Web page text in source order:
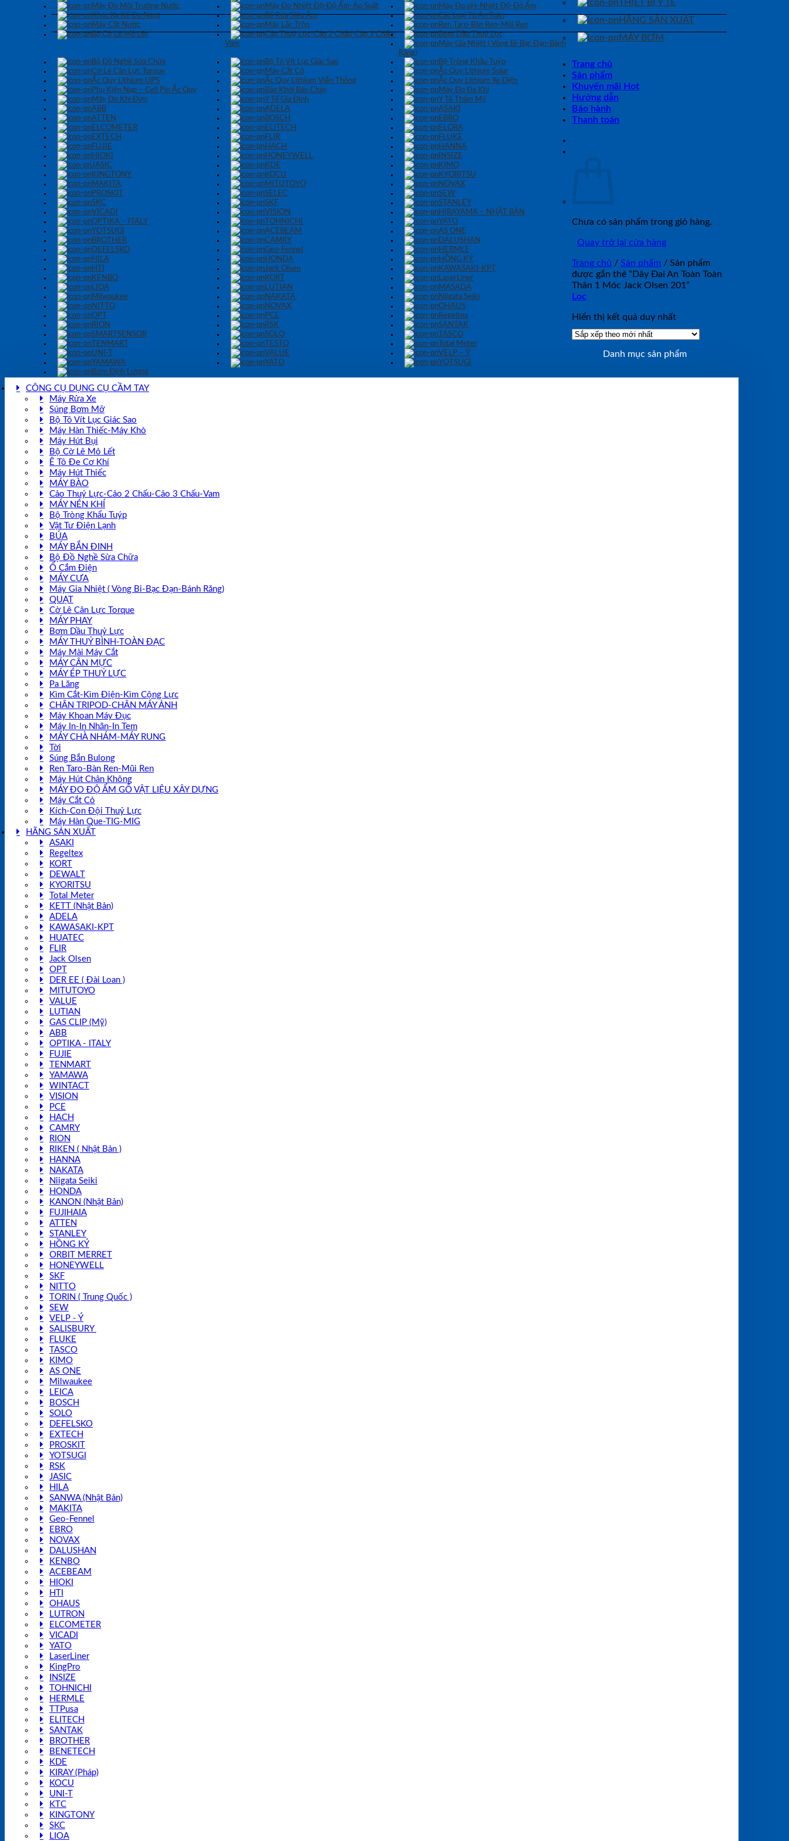
Máy Đo Môi Trường Nước
Máy Đo Nhiệt Độ-Độ Ẩm-Áp Suất
Máy Đo pH-Nhiệt Độ-Độ Ẩm
Khúc Xạ Kế Đo Ngọt
Bể Rửa Siêu Âm
Các Loại Tủ An Toàn
Máy Cất Nước
Máy Lắc Trộn
Ren Taro-Bàn Ren-Mũi Ren
Bộ Cờ Lê Mỏ Lết
Cảo Thuỷ Lực-Cảo 2 Chấu-Cảo 3 Chấu-
Vam
Bơm Dầu Thuỷ Lực
Máy Gia Nhiệt ( Vòng Bi-Bạc Đạn-Bánh
Răng)
Bộ Đồ Nghề Sửa Chữa
Bộ Tô Vít Lục Giác Sao
Bộ Tròng Khẩu Tuýp
Cờ Lê Cân Lực Torque
Máy Cắt Cỏ
Ắc Quy Lithium Solar
Ắc Quy Lithium UPS
Ắc Quy Lithium Viễn Thông
Ắc Quy Lithium Xe Điện
Phụ Kiện Nạp – Cell Pin Ắc Quy
Báo Khói Báo Cháy
Máy Đo Đa Khí
Máy Đo Khí Đơn
THIẾT BỊ Y TẾ
Y Tế Gia Đình Y Tế Thẩm Mỹ
HÃNG SẢN XUẤT
ABB ADELA
ASAKI
ATTEN
BOSCH
EBRO
ELCOMETER
ELITECH
ELORA
EXTECH
FLIR
FLUKE
FUJIE
HACH
HANNA
HIOKI
HONEYWELL
INSIZE
JASIC
KDE
KIMO
KINGTONY
KOCU
KYORITSU
MAKITA
MITUTOYO
NOVAX
PROSKIT
SELEC
SEW
SKC
SKF
STANLEY
VICADI
VISION
HIRAYAMA – NHẬT BẢN
OPTIKA – ITALY
TOHNICHI
YATO
YOTSUGI
ACEBEAM
AS ONE
BROTHER
CAMRY
DALUSHAN
DEFELSKO
Geo-Fennel
HERMLE
HILA
HONDA
HỒNG KÝ
HTI
Jack Olsen
KAWASAKI-KPT
KENBO
KORT
LaserLiner
LIOA
LUTIAN
MASADA
Milwaukee
NAKATA
Niigata Seiki
NITTO
NOVAX
OHAUS
OPT
PCE
Regeltex
RION
RSK
SANTAK
SMARTSENSOR
SOLO
TASCO
TENMART
TESTO
Total Meter
UNI-T
VALUE
VELP – Ý
YAMAWA
YATO YOTSUGI
MÁY BƠM
Bơm Định Lượng
Trang chủ
Sản phẩm
Khuyến mãi Hot
Hướng dẫn
Bảo hành
Thanh toán
Chưa có sản phẩm trong giỏ hàng.
Quay trở lại cửa hàng
Trang chủ / Sản phẩm / Sản phẩm
được gắn thẻ “Dây Đai An Toàn Toàn
Thân 1 Móc Jack Olsen 201”
Lọc
Hiển thị kết quả duy nhất
Danh mục sản phẩm
CÔNG CỤ DỤNG CỤ CẦM TAY
Máy Rửa Xe
Súng Bơm Mỡ
Bộ Tô Vít Lục Giác Sao
Máy Hàn Thiếc-Máy Khò
Máy Hút Bụi
Bộ Cờ Lê Mỏ Lết
Ê Tô Đe Cơ Khí
Máy Hút Thiếc
MÁY BÀO
Cảo Thuỷ Lực-Cảo 2 Chấu-Cảo 3 Chấu-Vam
MÁY NÉN KHÍ
Bộ Tròng Khẩu Tuýp
Vật Tư Điện Lạnh
BÚA
MÁY BẮN ĐINH
Bộ Đồ Nghề Sửa Chữa
Ổ Cắm Điện
MÁY CƯA
Máy Gia Nhiệt ( Vòng Bi-Bạc Đạn-Bánh Răng)
QUẠT
Cờ Lê Cân Lực Torque
MÁY PHAY
Bơm Dầu Thuỷ Lực
MÁY THUỶ BÌNH-TOÀN ĐẠC
Máy Mài Máy Cắt
MÁY CÂN MỰC
MÁY ÉP THUỶ LỰC
Pa Lăng
Kìm Cắt-Kìm Điện-Kìm Cộng Lực
CHÂN TRIPOD-CHÂN MÁY ẢNH
Máy Khoan Máy Đục
Máy In-In Nhãn-In Tem
MÁY CHÀ NHÁM-MÁY RUNG
Tời
Súng Bắn Bulong
Ren Taro-Bàn Ren-Mũi Ren
Máy Hút Chân Không
MÁY ĐO ĐỘ ẨM GỖ VẬT LIỆU XÂY DỰNG
Máy Cắt Cỏ
Kích-Con Đội Thuỷ Lực
Máy Hàn Que-TIG-MIG
HÃNG SẢN XUẤT
ASAKI
Regeltex
KORT
DEWALT
KYORITSU
Total Meter
KETT (Nhật Bản)
ADELA
KAWASAKI-KPT
HUATEC
FLIR
Jack Olsen
OPT
DER EE ( Đài Loan )
MITUTOYO
VALUE
LUTIAN
GAS CLIP (Mỹ)
ABB
OPTIKA - ITALY
FUJIE
TENMART
YAMAWA
WINTACT
VISION
PCE
HACH
CAMRY
RION
RIKEN ( Nhật Bản )
HANNA
NAKATA
Niigata Seiki
HONDA
KANON (Nhật Bản)
FUJIHAIA
ATTEN
STANLEY
HỒNG KÝ
ORBIT MERRET
HONEYWELL
SKF
NITTO
TORIN ( Trung Quốc )
SEW
VELP - Ý
SALISBURY
FLUKE
TASCO
KIMO
AS ONE
Milwaukee
LEICA
BOSCH
SOLO
DEFELSKO
EXTECH
PROSKIT
YOTSUGI
RSK
JASIC
HILA
SANWA (Nhật Bản)
MAKITA
Geo-Fennel
EBRO
NOVAX
DALUSHAN
KENBO
ACEBEAM
HIOKI
HTI
OHAUS
LUTRON
ELCOMETER
VICADI
YATO
LaserLiner
KingPro
INSIZE
TOHNICHI
HERMLE
TTPusa
ELITECH
SANTAK
BROTHER
BENETECH
KDE
KIRAY (Pháp)
KOCU
UNI-T
KTC
KINGTONY
SKC
LIOA